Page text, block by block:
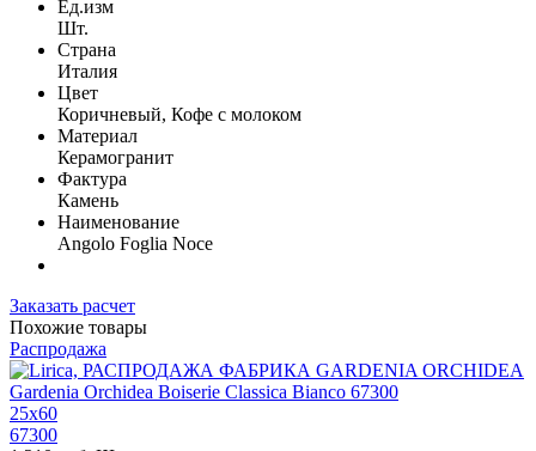
Ед.изм
Шт.
Страна
Италия
Цвет
Коричневый, Кофе с молоком
Материал
Керамогранит
Фактура
Камень
Наименование
Angolo Foglia Noce
Заказать расчет
Похожие товары
Распродажа
25x60
67300